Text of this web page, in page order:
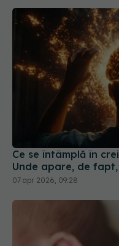
Ce se întâmplă în
Unde apare, de
07 apr 2026, 09:28